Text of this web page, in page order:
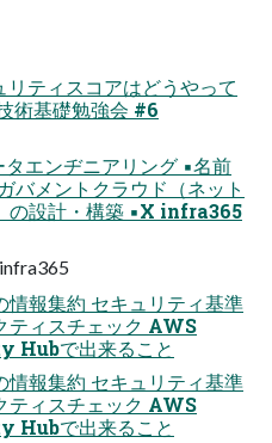
ティスコアはどうやって
術基礎勉強会 #6
エンヂニアリング ▪名前
バメントクラウド（ネット
の設計・構築 ▪X infra365
情報集約 セキュリティ基準
ティスチェック AWS
で出来ること
情報集約 セキュリティ基準
ティスチェック AWS
で出来ること